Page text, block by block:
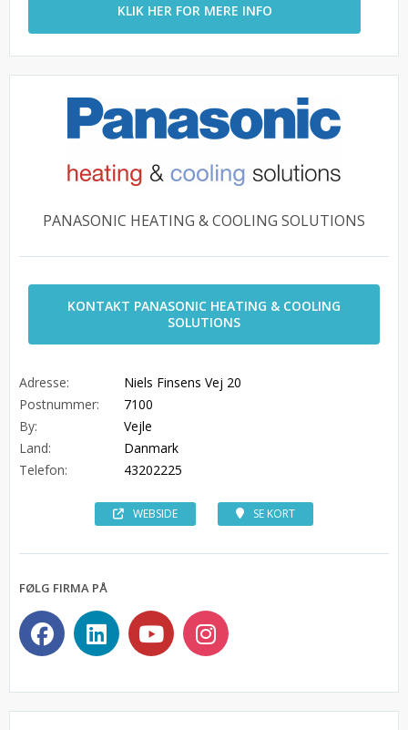
KLIK HER FOR MERE INFO
PANASONIC HEATING & COOLING SOLUTIONS
KONTAKT PANASONIC HEATING & COOLING
SOLUTIONS
Adresse:
Niels Finsens Vej 20
Postnummer:
7100
By:
Vejle
Land:
Danmark
Telefon:
43202225
WEBSIDE SE KORT
FØLG FIRMA PÅ